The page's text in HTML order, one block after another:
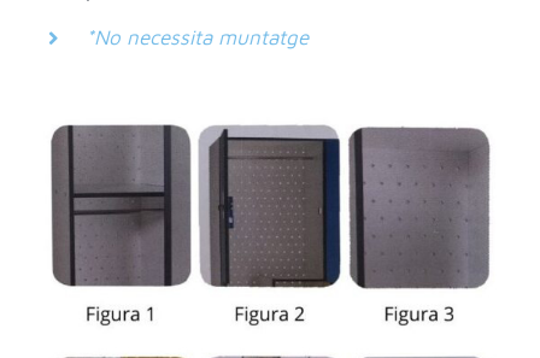
*No necessita muntatge